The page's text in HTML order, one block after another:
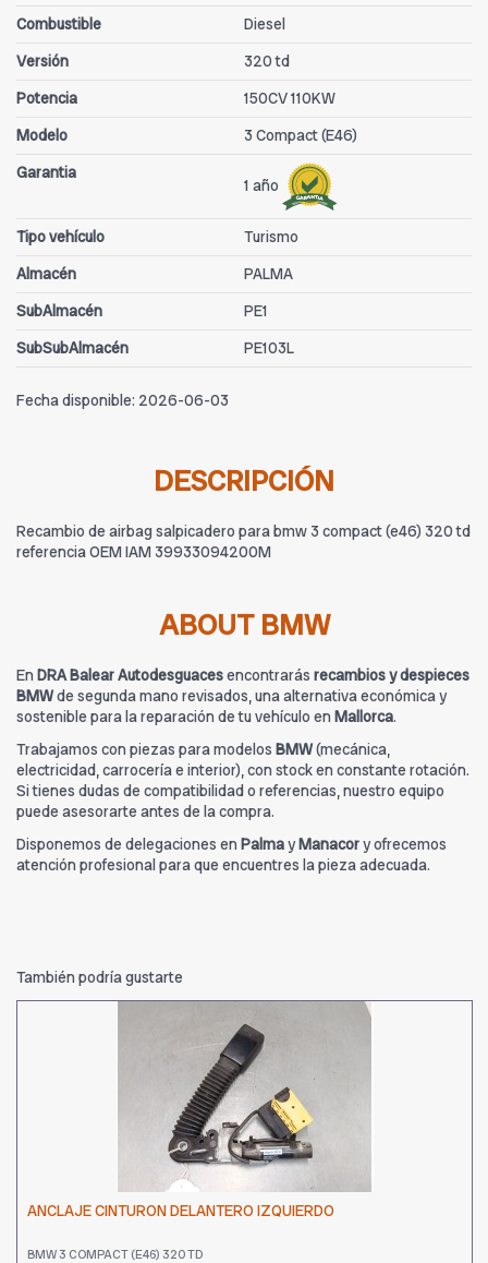
Combustible
Diesel
Versión
320 td
Potencia
150CV 110KW
Modelo
3 Compact (E46)
Garantia
1 año
Tipo vehículo
Turismo
Almacén
PALMA
SubAlmacén
PE1
SubSubAlmacén
PE103L
Fecha disponible: 2026-06-03
DESCRIPCIÓN
Recambio de airbag salpicadero para bmw 3 compact (e46) 320 td
referencia OEM IAM 39933094200M
ABOUT BMW
En DRA Balear Autodesguacesencontrarás recambios y despieces
BMWde segunda mano revisados, una alternativa económica y
sostenible para la reparación de tu vehículo en Mallorca.
Trabajamos con piezas para modelos BMW(mecánica,
electricidad, carrocería e interior), con stock en constante rotación.
Si tienes dudas de compatibilidad o referencias, nuestro equipo
puede asesorarte antes de la compra.
Disponemos de delegaciones en PalmayManacory ofrecemos
atención profesional para que encuentres la pieza adecuada.
También podría gustarte
ANCLAJE CINTURON DELANTERO IZQUIERDO
BMW 3 COMPACT (E46) 320 TD